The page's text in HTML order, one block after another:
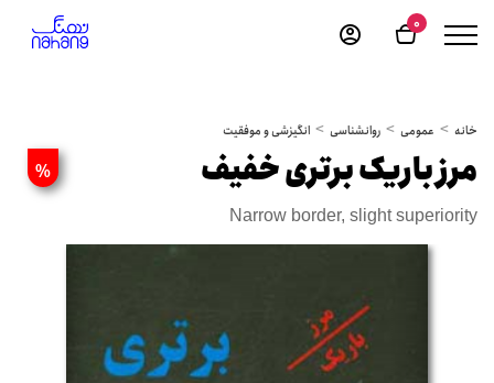
0
خانه عمومی روانشناسی انگیزشی و موفقیت
% مرز باریک برتری خفیف
Narrow border, slight superiority